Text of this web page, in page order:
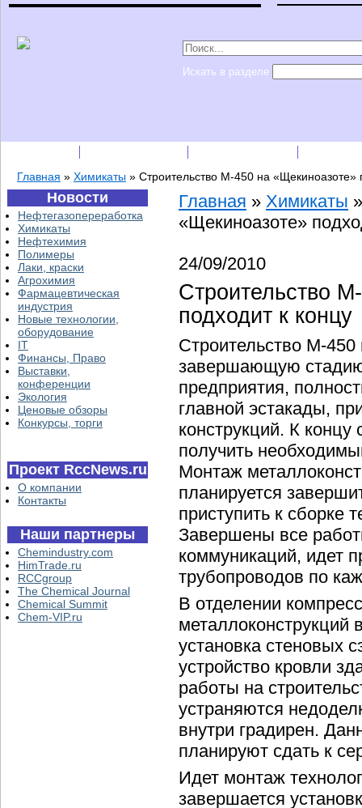
Искать в разделе
Главная » Химикаты » Строительство М-450 на «Щекиноазоте»
Новости
Нефтегазопереработка
Химикаты
Нефтехимия
Полимеры
Лаки, краски
Агрохимия
Фармацевтическая
индустрия
Новые технологии,
оборудование
IT
Финансы, Право
Выставки,
конференции
Экология
Ценовые обзоры
Конкурсы, торги
Проект RccNews.ru
О компании
Контакты
Наши партнеры
Chemindustry.com
HimTrade.ru
RCCgroup
The Chemical Journal
Chemical Summit
Chem-VIP.ru
Главная » Химикаты
«Щекиноазоте»
24/09/2010
Строительство
подходит к концу
Строительство М-
завершающую
предприятия,
главной эстакады,
конструкций. К
получить
Монтаж
планируется
приступить к сборке
Завершены все
коммуникаций, идет
трубопроводов по
В отделении
металлоконструкций
установка стеновых
устройство кровли
работы на
устраняются
внутри градирен.
планируют сдать к
Идет монтаж
завершается